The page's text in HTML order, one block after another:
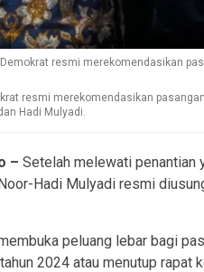
Demokrat resmi merekomendasikan
resmi merekomendasikan
Hadi Mulyadi.
– Setelah melewati penantian
Hadi Mulyadi resmi
peluang lebar bagi
2024 atau menutup rapat